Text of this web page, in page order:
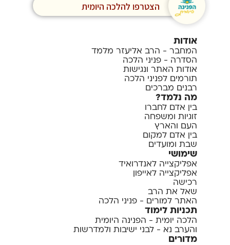
הצטרפו להלכה היומית
אודות
המחבר - הרב אליעזר מלמד
הסדרה - פניני הלכה
אודות האתר ונגישות
תורמים לפניני הלכה
רבנים מברכים
מה נלמד?
בין אדם לחברו
זוגיות ומשפחה
העם והארץ
בין אדם למקום
שבת ומועדים
שימושי
אפליקצייה לאנדרואיד
אפליקצייה לאייפון
רכישה
שאל את הרב
האתר למורים - פניני הלכה
תכניות לימוד
הלכה יומית - הפנינה היומית
והערב נא - לבני ישיבות ולמדרשות
מדורים